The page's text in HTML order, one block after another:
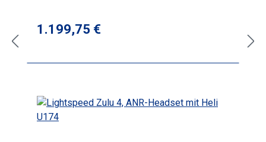
Regulärer Preis:
1.199,75 €